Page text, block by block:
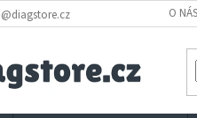
O NÁS